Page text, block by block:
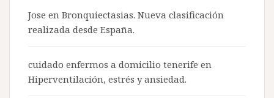
Jose en Bronquiectasias. Nueva clasificación
realizada desde España.
cuidado enfermos a domicilio tenerife en
Hiperventilación, estrés y ansiedad.